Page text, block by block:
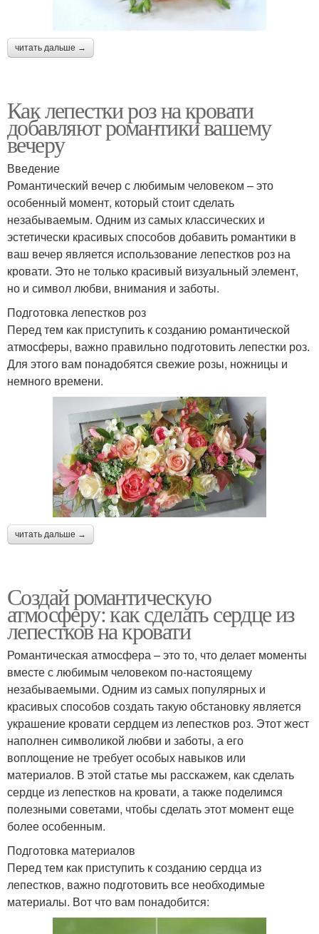
читать дальше →
Как лепестки роз на кровати
добавляют романтики вашему
вечеру
Введение
Романтический вечер с любимым человеком – это
особенный момент, который стоит сделать
незабываемым. Одним из самых классических и
эстетически красивых способов добавить романтики в
ваш вечер является использование лепестков роз на
кровати. Это не только красивый визуальный элемент,
но и символ любви, внимания и заботы.
Подготовка лепестков роз
Перед тем как приступить к созданию романтической
атмосферы, важно правильно подготовить лепестки роз.
Для этого вам понадобятся свежие розы, ножницы и
немного времени.
читать дальше →
Создай романтическую
атмосферу: как сделать сердце из
лепестков на кровати
Романтическая атмосфера – это то, что делает моменты
вместе с любимым человеком по-настоящему
незабываемыми. Одним из самых популярных и
красивых способов создать такую обстановку является
украшение кровати сердцем из лепестков роз. Этот жест
наполнен символикой любви и заботы, а его
воплощение не требует особых навыков или
материалов. В этой статье мы расскажем, как сделать
сердце из лепестков на кровати, а также поделимся
полезными советами, чтобы сделать этот момент еще
более особенным.
Подготовка материалов
Перед тем как приступить к созданию сердца из
лепестков, важно подготовить все необходимые
материалы. Вот что вам понадобится: